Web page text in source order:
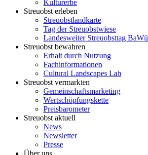
Kulturerbe
Streuobst erleben
Streuobstlandkarte
Tag der Streuobstwiese
Landesweiter Streuobsttag BaWü
Streuobst bewahren
Erhalt durch Nutzung
Fachinformationen
Cultural Landscapes Lab
Streuobst vermarkten
Gemeinschaftsmarketing
Wertschöpfungskette
Preisbarometer
Streuobst aktuell
News
Newsletter
Presse
Über uns